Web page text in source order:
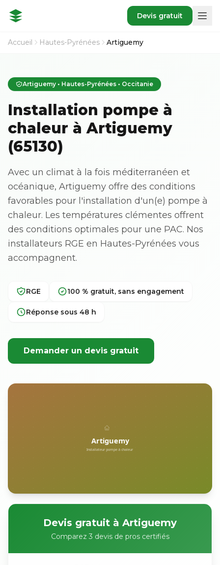
Devis gratuit
Accueil Hautes-Pyrénées Artiguemy
Artiguemy • Hautes-Pyrénées • Occitanie
Installation pompe à
chaleur à Artiguemy
(65130)
Avec un climat à la fois méditerranéen et
océanique, Artiguemy offre des conditions
favorables pour l'installation d'un(e) pompe à
chaleur. Les températures clémentes offrent
des conditions optimales pour une PAC. Nos
installateurs RGE en Hautes-Pyrénées vous
accompagnent.
RGE 100 % gratuit, sans engagement
Réponse sous 48 h
Demander un devis gratuit
Devis gratuit à Artiguemy
Comparez 3 devis de pros certifiés